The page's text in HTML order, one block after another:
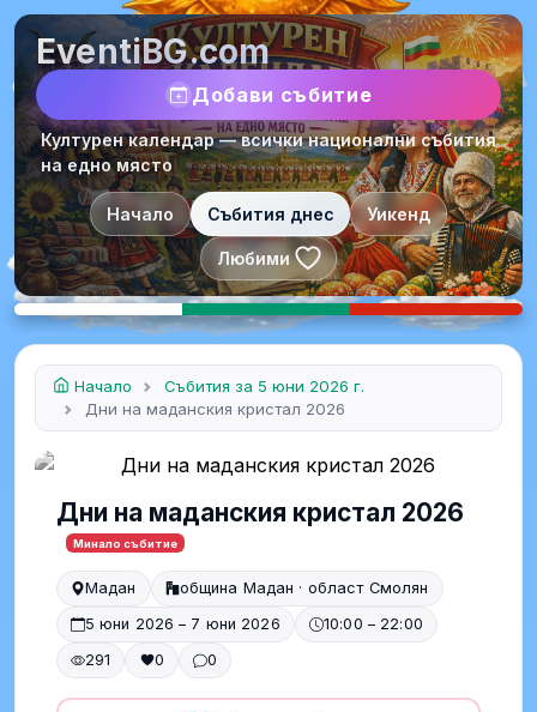
EventiBG.com
Добави събитие
Културен календар — всички национални събития
на едно място
Начало Събития днес Уикенд
Любими
Начало
Събития за 5 юни 2026 г.
Дни на маданския кристал 2026
Дни на маданския кристал 2026
Минало събитие
Мадан
община Мадан · област Смолян
5 юни 2026 – 7 юни 2026
10:00 – 22:00
291
0 0